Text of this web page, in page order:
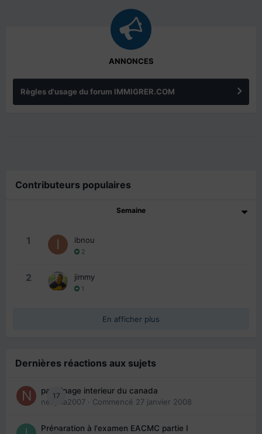
ANNONCES
Règles d'usage du forum IMMIGRER.COM
Contributeurs populaires
Semaine
1 ibnou
2
2 jimmy
1
En afficher plus
Dernières réactions aux sujets
17
parrainage interieur du canada
nedjma2007 · Commencé 27 janvier 2008
Préparation à l'examen EACMC partie I